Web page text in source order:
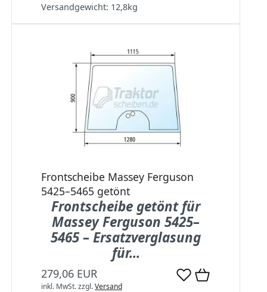
Versandgewicht: 12,8kg
Frontscheibe Massey Ferguson
5425–5465 getönt
Frontscheibe getönt für
Massey Ferguson 5425–
5465 – Ersatzverglasung
für...
279,06 EUR
inkl. MwSt.zzgl.Versand